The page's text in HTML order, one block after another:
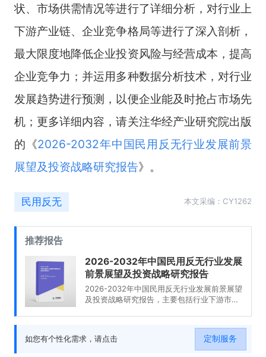
状、市场供需情况等进行了详细分析，对行业上
下游产业链、企业竞争格局等进行了深入剖析，
最大限度地降低企业投资风险与经营成本，提高
企业竞争力；并运用多种数据分析技术，对行业
发展趋势进行预测，以便企业能及时抢占市场先
机；更多详细内容，请关注华经产业研究院出版
的《2026-2032年中国民用反无行业发展前景
展望及投资战略研究报告》。
民用反无 本文采编：CY1262
推荐报告
2026-2032年中国民用反无行业发展
前景展望及投资战略研究报告
2026-2032年中国民用反无行业发展前景展望
及投资战略研究报告，主要包括行业下游市场
如您有个性化需求，请点击
定制服务